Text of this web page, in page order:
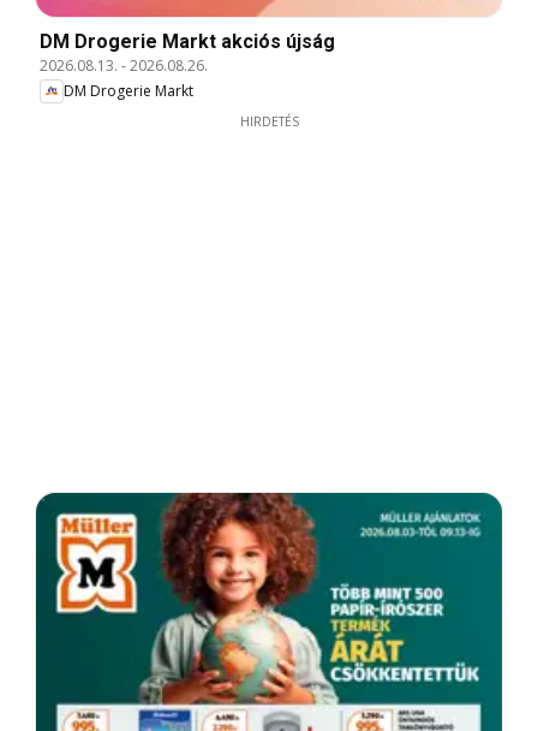
DM Drogerie Markt akciós újság
2026.08.13. -2026.08.26.
DM Drogerie Markt
HIRDETÉS